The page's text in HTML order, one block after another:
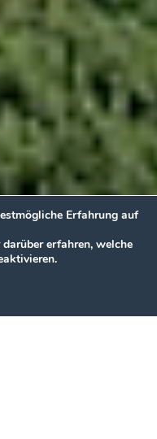
BUCHEN
Erfahrung auf
erfahren, welche